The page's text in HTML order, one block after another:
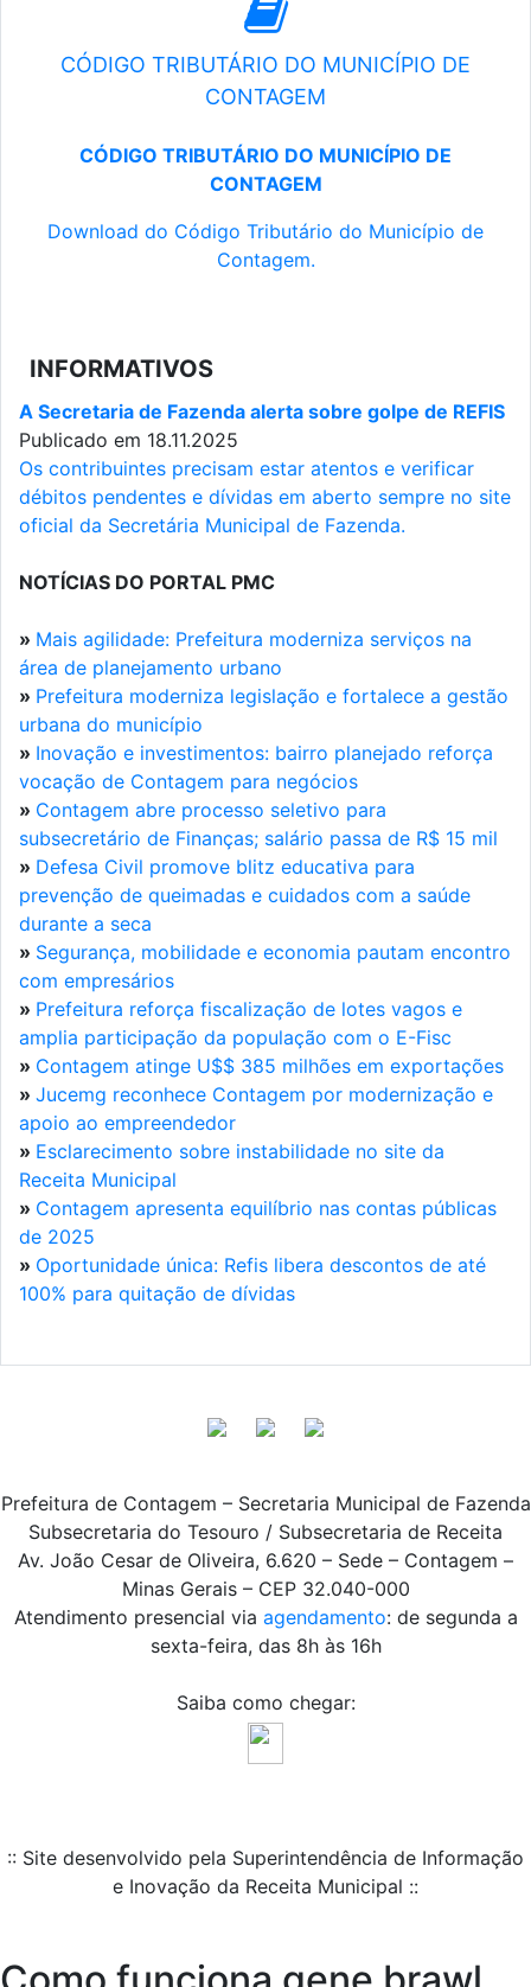
CÓDIGO TRIBUTÁRIO DO MUNICÍPIO DE
CONTAGEM
CÓDIGO TRIBUTÁRIO DO MUNICÍPIO DE
CONTAGEM
Download do Código Tributário do Município de
Contagem.
INFORMATIVOS
A Secretaria de Fazenda alerta sobre golpe de REFIS
Publicado em 18.11.2025
Os contribuintes precisam estar atentos e verificar
débitos pendentes e dívidas em aberto sempre no site
oficial da Secretária Municipal de Fazenda.
NOTÍCIAS DO PORTAL PMC
» Mais agilidade: Prefeitura moderniza serviços na
área de planejamento urbano
» Prefeitura moderniza legislação e fortalece a gestão
urbana do município
» Inovação e investimentos: bairro planejado reforça
vocação de Contagem para negócios
» Contagem abre processo seletivo para
subsecretário de Finanças; salário passa de R$ 15 mil
» Defesa Civil promove blitz educativa para
prevenção de queimadas e cuidados com a saúde
durante a seca
» Segurança, mobilidade e economia pautam encontro
com empresários
» Prefeitura reforça fiscalização de lotes vagos e
amplia participação da população com o E-Fisc
» Contagem atinge U$$ 385 milhões em exportações
» Jucemg reconhece Contagem por modernização e
apoio ao empreendedor
» Esclarecimento sobre instabilidade no site da
Receita Municipal
» Contagem apresenta equilíbrio nas contas públicas
de 2025
» Oportunidade única: Refis libera descontos de até
100% para quitação de dívidas
Prefeitura de Contagem – Secretaria Municipal de Fazenda
Subsecretaria do Tesouro / Subsecretaria de Receita
Av. João Cesar de Oliveira, 6.620 – Sede – Contagem –
Minas Gerais – CEP 32.040-000
Atendimento presencial via agendamento: de segunda a
sexta-feira, das 8h às 16h
Saiba como chegar:
:: Site desenvolvido pela Superintendência de Informação
e Inovação da Receita Municipal ::